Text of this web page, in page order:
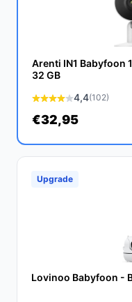
extra units, zodat
bewaken met
Hoe lang gaat dit
De Motorola PIP10 is
met een
kunt vertrouwen op de
geschikt voor gebruik
altijd je baby kunt
Wat zijn de
Arenti IN1 Babyfoon
32 GB
4,4(102)
€32,95
Upgrade
Lovinoo Babyfoon -